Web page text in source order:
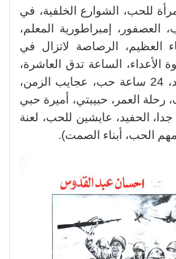
للحب، الشوارع الخلفية، في
العصفور، إمبراطورية المعلم،
العظيم، الرصاصة لاتزال في
الأعداء، الساعة تدق العاشرة،
شياطين إلى الأبد، 24 ساعة حب، عجايب الزمن،
رحلة العمر، حبيبتي، أميرة حبي
جدا، الحفيد، عايشين للحب، لعنة
الحب، أبناء الصمت).